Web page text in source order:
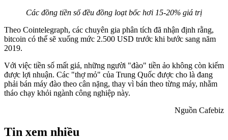
Các đồng tiền số đều đồng loạt bốc hơi 15-20% giá trị
Theo Cointelegraph, các chuyên gia phân tích đã nhận định rằng,
bitcoin có thể sẽ xuống mức 2.500 USD trước khi bước sang năm
2019.
Với việc tiền số mất giá, những người "đào" tiền ảo không còn kiếm
được lợi nhuận. Các "thợ mỏ" của Trung Quốc được cho là đang
phải bán máy đào theo cân nặng, thay vì bán theo từng máy, nhằm
tháo chạy khỏi ngành công nghiệp này.
Nguồn Cafebiz
Tin xem nhiều